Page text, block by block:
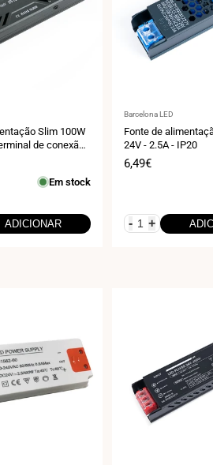
Slim 100W
de conexão
Em stock
ADICIONAR
Fornecedor:
Barcelona LED
Fonte de
24V - 2.5A - IP20
Preço
6,49€
- +